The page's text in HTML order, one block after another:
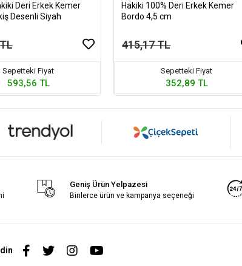
Deri Erkek Kemer
Desenli Siyah
Sepetteki Fiyat
593,56 TL
Hakiki 100% Deri Erkek Kemer
Bordo 4,5 cm
415,17 TL
Sepetteki Fiyat
352,89 TL
Geniş Ürün Yelpazesi
Binlerce ürün ve kampanya seçeneği